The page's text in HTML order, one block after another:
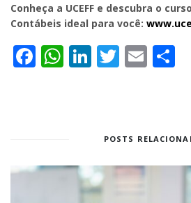
Conheça a UCEFF e descubra o
Contábeis ideal para você:
Facebook
WhatsApp
LinkedIn
Twitter
POSTS